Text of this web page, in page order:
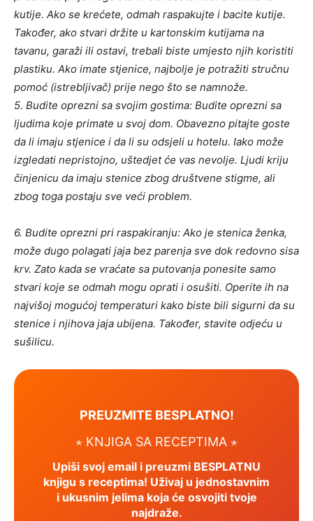
kutije. Ako se krećete, odmah raspakujte i bacite kutije.
Također, ako stvari držite u kartonskim kutijama na
tavanu, garaži ili ostavi, trebali biste umjesto njih koristiti
plastiku. Ako imate stjenice, najbolje je potražiti stručnu
pomoć (istrebljivač) prije nego što se namnože.
5. Budite oprezni sa svojim gostima: Budite oprezni sa
ljudima koje primate u svoj dom. Obavezno pitajte goste
da li imaju stjenice i da li su odsjeli u hotelu. Iako može
izgledati nepristojno, uštedjet će vas nevolje. Ljudi kriju
činjenicu da imaju stenice zbog društvene stigme, ali
zbog toga postaju sve veći problem.
6. Budite oprezni pri raspakiranju: Ako je stenica ženka,
može dugo polagati jaja bez parenja sve dok redovno sisa
krv. Zato kada se vraćate sa putovanja ponesite samo
stvari koje se odmah mogu oprati i osušiti. Operite ih na
najvišoj mogućoj temperaturi kako biste bili sigurni da su
stenice i njihova jaja ubijena. Također, stavite odjeću u
sušilicu.
PREUZMITE BESPLATNO!
⋆ KNJIGA SA RECEPTIMA ⋆
Upiši svoj email i preuzmi BESPLATNU
knjigu s receptima! Uživaj u jednostavnim
i ukusnim jelima koja će osvojiti tvoje
najdraže.